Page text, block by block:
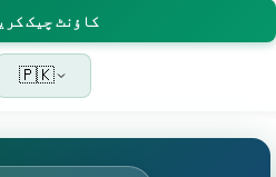
کاؤنٹ چیک
🇵🇰